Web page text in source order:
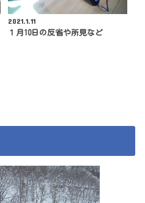
2021.1.11
１月10日の反省や所見など